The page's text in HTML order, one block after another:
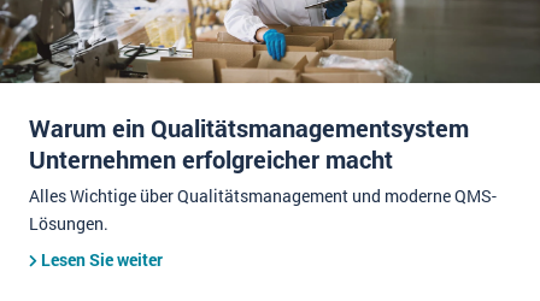
Warum ein Qualitätsmanagementsystem
Unternehmen erfolgreicher macht
Alles Wichtige über Qualitätsmanagement und moderne QMS-
Lösungen.
Lesen Sie weiter